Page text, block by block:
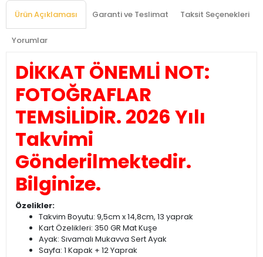
Ürün Açıklaması Garanti ve Teslimat Taksit Seçenekleri
Yorumlar
DİKKAT ÖNEMLİ NOT:
FOTOĞRAFLAR
TEMSİLİDİR. 2026 Yılı
Takvimi
Gönderilmektedir.
Bilginize.
Özelikler:
Takvim Boyutu: 9,5cm x 14,8cm, 13 yaprak
Kart Özelikleri: 350 GR Mat Kuşe
Ayak: Sıvamalı Mukavva Sert Ayak
Sayfa: 1 Kapak + 12 Yaprak